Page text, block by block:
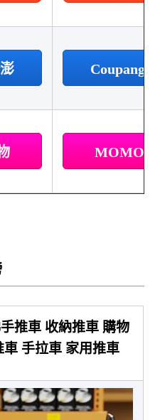
Coupang
MOMO
推車 收納推車 購物
手拉車 家用推車